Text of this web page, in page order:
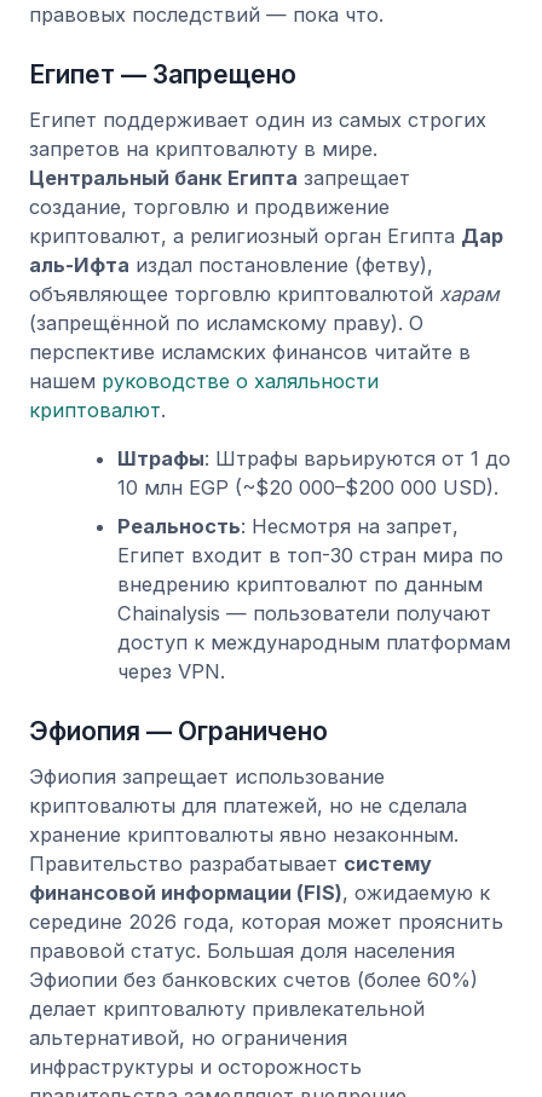
правовых последствий — пока что.
Египет — Запрещено
Египет поддерживает один из самых строгих
запретов на криптовалюту в мире.
Центральный банк Египта запрещает
создание, торговлю и продвижение
криптовалют, а религиозный орган Египта Дар
аль-Ифта издал постановление (фетву),
объявляющее торговлю криптовалютой харам
(запрещённой по исламскому праву). О
перспективе исламских финансов читайте в
нашем руководстве о халяльности
криптовалют.
Штрафы: Штрафы варьируются от 1 до
10 млн EGP (~$20 000–$200 000 USD).
Реальность: Несмотря на запрет,
Египет входит в топ-30 стран мира по
внедрению криптовалют по данным
Chainalysis — пользователи получают
доступ к международным платформам
через VPN.
Эфиопия — Ограничено
Эфиопия запрещает использование
криптовалюты для платежей, но не сделала
хранение криптовалюты явно незаконным.
Правительство разрабатывает систему
финансовой информации (FIS), ожидаемую к
середине 2026 года, которая может прояснить
правовой статус. Большая доля населения
Эфиопии без банковских счетов (более 60%)
делает криптовалюту привлекательной
альтернативой, но ограничения
инфраструктуры и осторожность